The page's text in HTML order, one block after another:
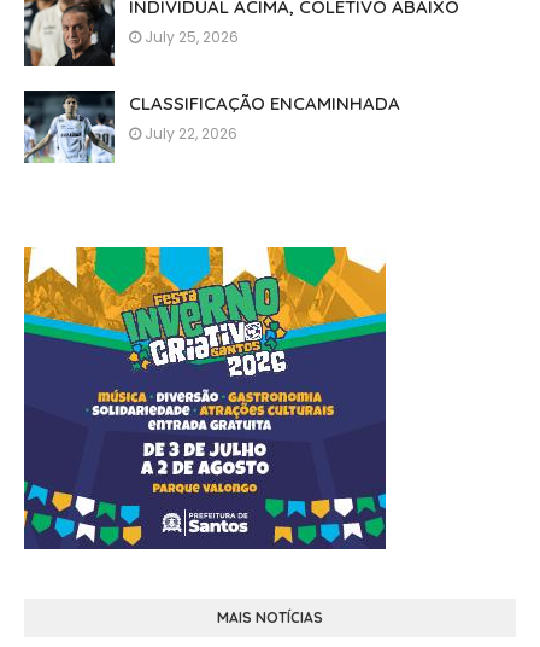
INDIVIDUAL ACIMA, COLETIVO ABAIXO
July 25, 2026
CLASSIFICAÇÃO ENCAMINHADA
July 22, 2026
MAIS NOTÍCIAS